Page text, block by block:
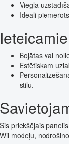
Viegla
Ideāli
Bojātas vai
Estētiskam
stilu.
Šis priekšējais
Wii modeļu,